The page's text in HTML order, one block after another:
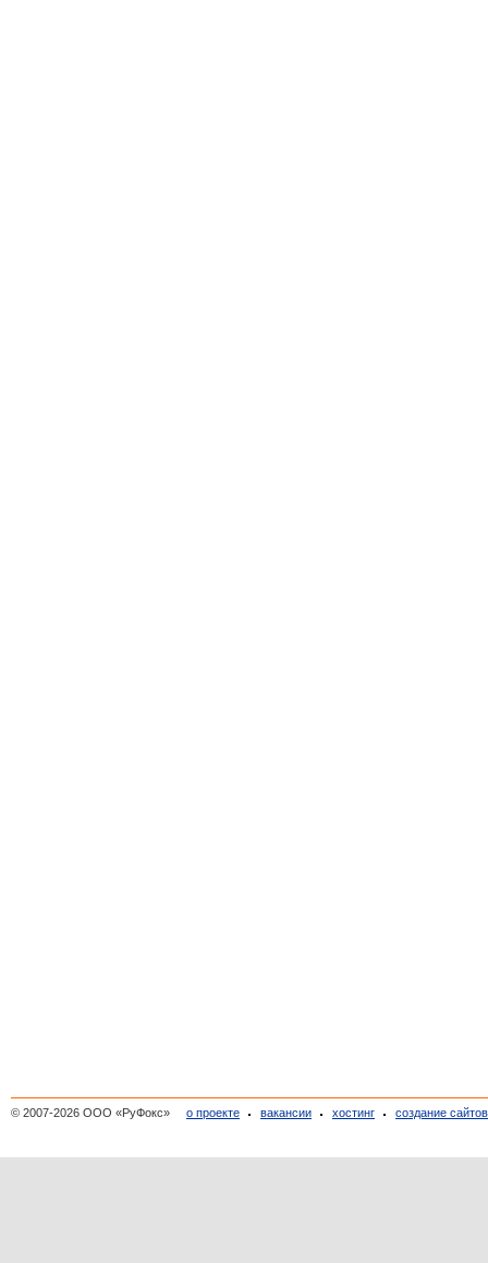
© 2007-2026 ООО «РуФокс» о проекте вакансии хостинг создание сайтов